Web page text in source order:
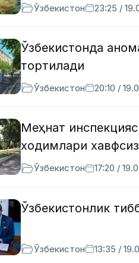
Ўзбекистон 23:25 /
Ўзбекистонда
тортилади
Ўзбекистон 20:10 /
Меҳнат
ходимлари
Ўзбекистон 17:20 /
Ўзбекистонлик
Ўзбекистон 13:35 /